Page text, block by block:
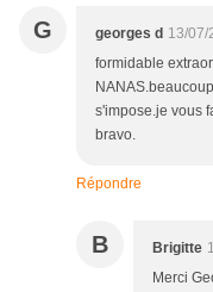
G georges d 13/07/
formidable
s'impose.je vous
bravo.
Répondre
B Brigitte
Merci